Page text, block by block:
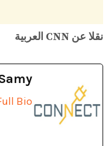
نقلا عن CNN العربية
Bio